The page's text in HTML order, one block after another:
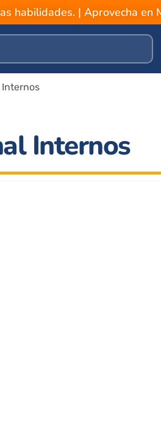
habilidades. | Aprovecha en
Internos
Internos